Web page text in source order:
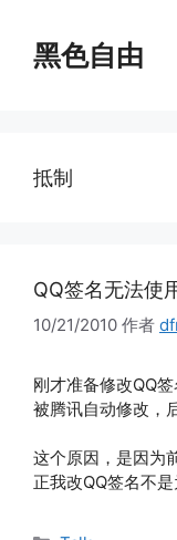
黑色自由
抵制
QQ签名无法使
10/21/2010 作者
刚才准备修改QQ
被腾讯自动修改，
这个原因，是因为
正我改QQ签名不